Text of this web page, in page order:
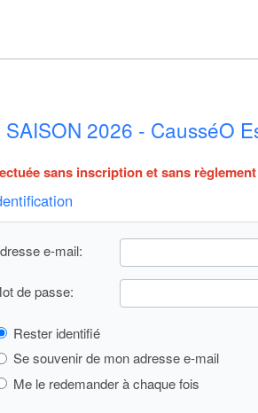
SAISON 2026 - CausséO
sans inscription et sans
e-mail:
de passe:
Rester identifié
Se souvenir de mon adresse e-mail
Me le redemander à chaque fois